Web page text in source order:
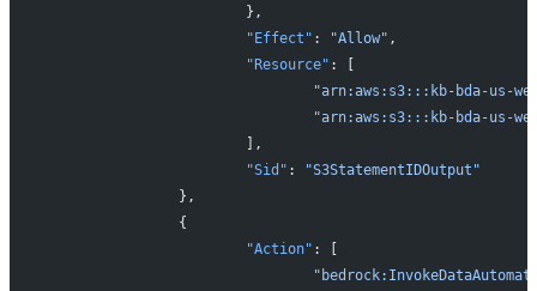
			},
			"Effect"
: "Allow" ,
			"Resource"
: [
"arn:aws:s3:::kb-bda-us-
"arn:aws:s3:::kb-bda-us-
			],
			"Sid"
:
"S3StatementIDOutput"
		},
		{
			"Action"
: [